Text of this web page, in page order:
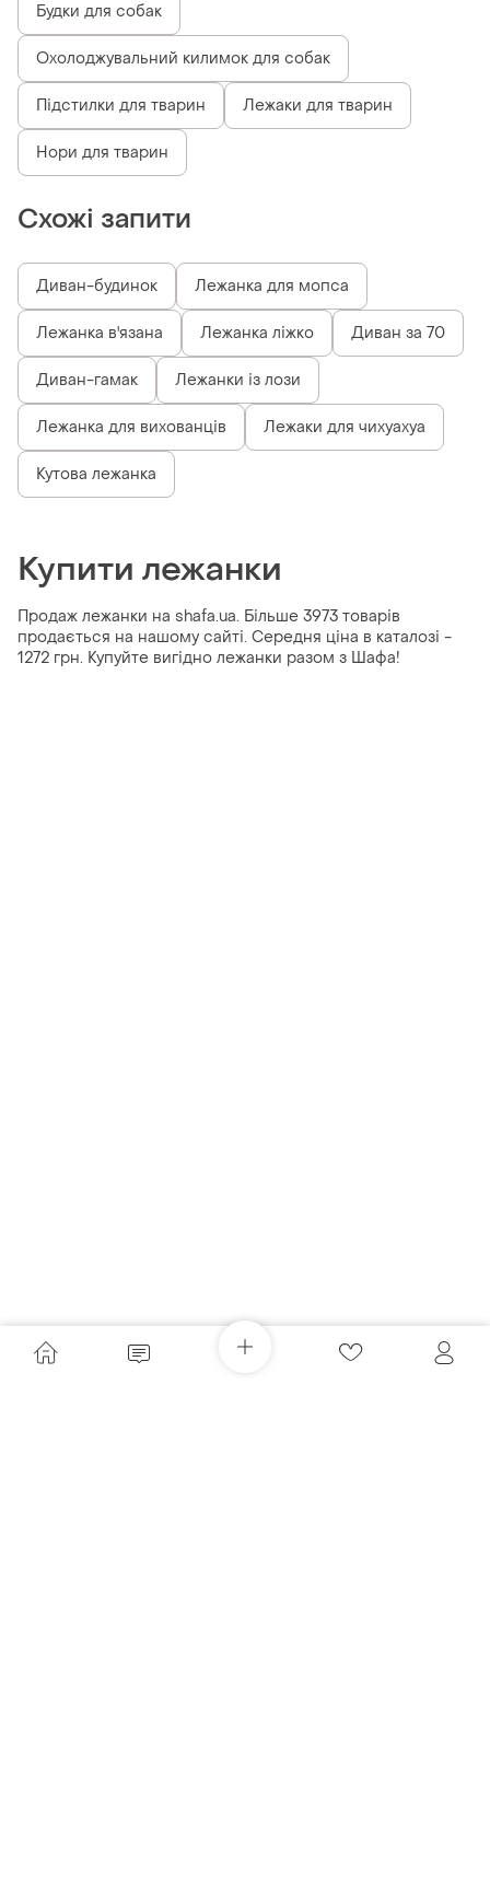
Будки для собак
Охолоджувальний килимок для собак
Підстилки для тварин Лежаки для тварин
Нори для тварин
Схожі запити
Диван-будинок Лежанка для мопса
Лежанка в'язана Лежанка ліжко Диван за 70
Диван-гамак Лежанки із лози
Лежанка для вихованців Лежаки для чихуахуа
Кутова лежанка
Купити лежанки
Продаж лежанки на shafa.ua. Більше 3973 товарів
продається на нашому сайті. Середня ціна в каталозі -
1272 грн. Купуйте вигідно лежанки разом з Шафа!